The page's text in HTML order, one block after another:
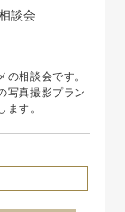
談会
相談会です。
写真撮影プラン
ます。